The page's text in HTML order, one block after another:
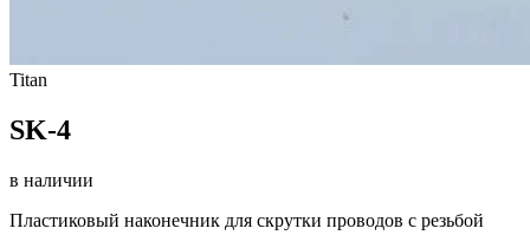
Titan
SK-4
в наличии
Пластиковый наконечник для скрутки проводов с резьбой